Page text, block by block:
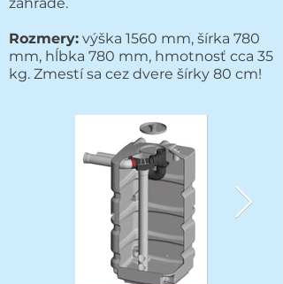
Rozmery: výška 1560 mm, šírka 780
mm, hĺbka 780 mm, hmotnosť cca 35
kg. Zmestí sa cez dvere šírky 80 cm!